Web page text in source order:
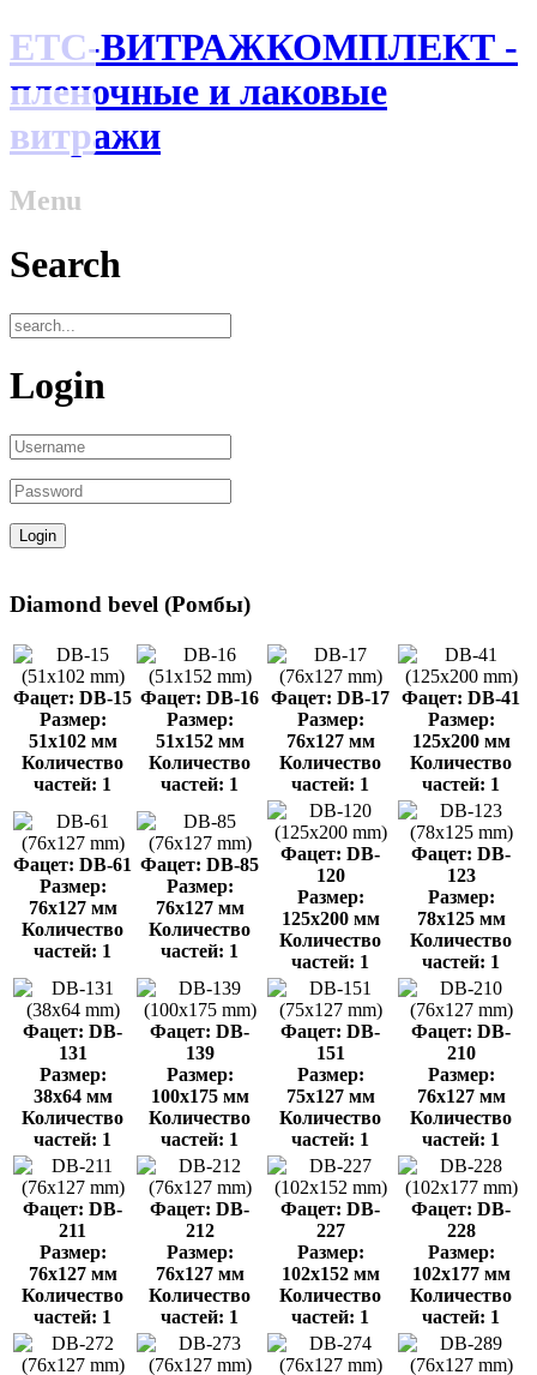
ЕТС-ВИТРАЖКОМПЛЕКТ -
пленочные и лаковые
витражи
Menu
Search
Login
Diamond bevel (Ромбы)
Фацет: DB-15
Размер:
51x102 мм
Количество
частей: 1
Фацет: DB-16
Размер:
51x152 мм
Количество
частей: 1
Фацет: DB-17
Размер:
76x127 мм
Количество
частей: 1
Фацет: DB-41
Размер:
125x200 мм
Количество
частей: 1
Фацет: DB-61
Размер:
76x127 мм
Количество
частей: 1
Фацет: DB-85
Размер:
76x127 мм
Количество
частей: 1
Фацет: DB-
120
Размер:
125x200 мм
Количество
частей: 1
Фацет: DB-
123
Размер:
78x125 мм
Количество
частей: 1
Фацет: DB-
131
Размер:
38x64 мм
Количество
частей: 1
Фацет: DB-
139
Размер:
100x175 мм
Количество
частей: 1
Фацет: DB-
151
Размер:
75x127 мм
Количество
частей: 1
Фацет: DB-
210
Размер:
76x127 мм
Количество
частей: 1
Фацет: DB-
211
Размер:
76x127 мм
Количество
частей: 1
Фацет: DB-
212
Размер:
76x127 мм
Количество
частей: 1
Фацет: DB-
227
Размер:
102x152 мм
Количество
частей: 1
Фацет: DB-
228
Размер:
102x177 мм
Количество
частей: 1